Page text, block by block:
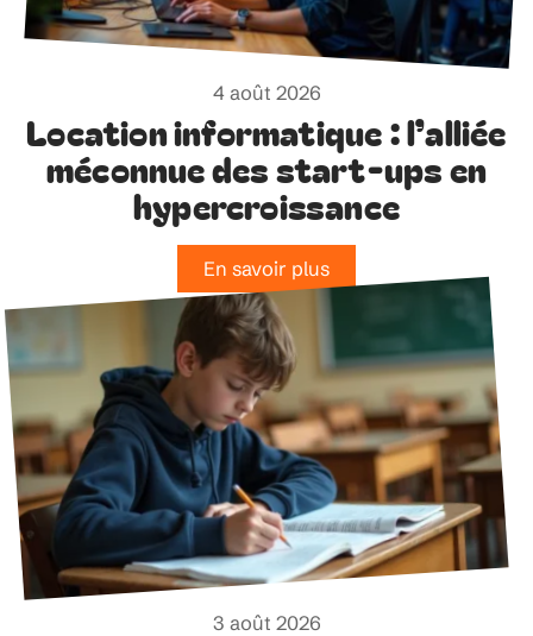
4 août 2026
Location informatique : l’alliée
méconnue des start-ups en
hypercroissance
En savoir plus
3 août 2026